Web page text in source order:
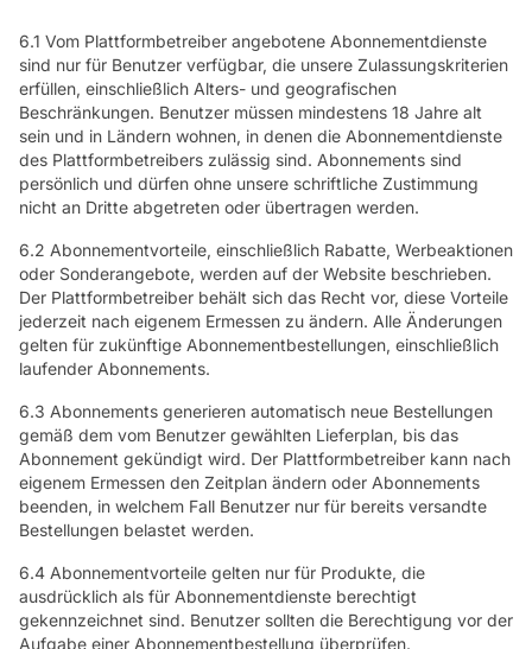
6.1 Vom Plattformbetreiber angebotene Abonnementdienste
sind nur für Benutzer verfügbar, die unsere Zulassungskriterien
erfüllen, einschließlich Alters- und geografischen
Beschränkungen. Benutzer müssen mindestens 18 Jahre alt
sein und in Ländern wohnen, in denen die Abonnementdienste
des Plattformbetreibers zulässig sind. Abonnements sind
persönlich und dürfen ohne unsere schriftliche Zustimmung
nicht an Dritte abgetreten oder übertragen werden.
6.2 Abonnementvorteile, einschließlich Rabatte, Werbeaktionen
oder Sonderangebote, werden auf der Website beschrieben.
Der Plattformbetreiber behält sich das Recht vor, diese Vorteile
jederzeit nach eigenem Ermessen zu ändern. Alle Änderungen
gelten für zukünftige Abonnementbestellungen, einschließlich
laufender Abonnements.
6.3 Abonnements generieren automatisch neue Bestellungen
gemäß dem vom Benutzer gewählten Lieferplan, bis das
Abonnement gekündigt wird. Der Plattformbetreiber kann nach
eigenem Ermessen den Zeitplan ändern oder Abonnements
beenden, in welchem Fall Benutzer nur für bereits versandte
Bestellungen belastet werden.
6.4 Abonnementvorteile gelten nur für Produkte, die
ausdrücklich als für Abonnementdienste berechtigt
gekennzeichnet sind. Benutzer sollten die Berechtigung vor der
Aufgabe einer Abonnementbestellung überprüfen.